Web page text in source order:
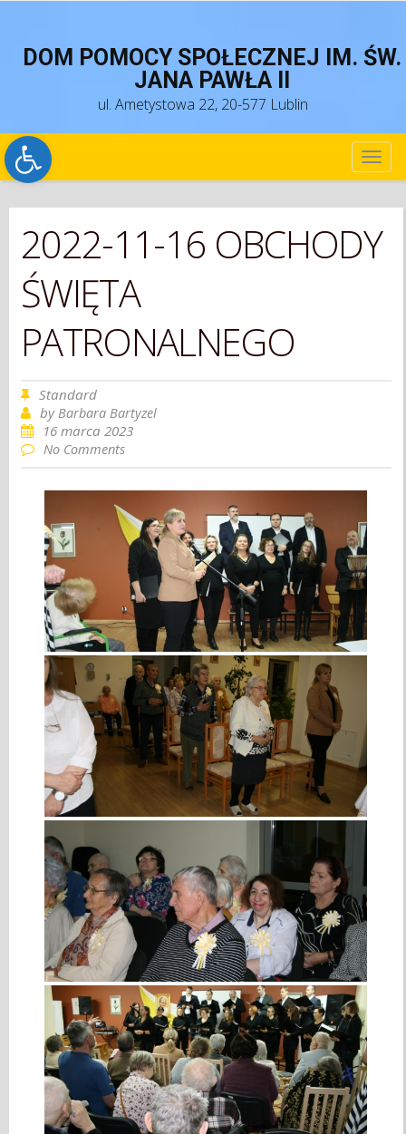
Open toolbar
DOM POMOCY SPOŁECZNEJ IM. ŚW.
JANA PAWŁA II
ul. Ametystowa 22, 20-577 Lublin
2022-11-16 OBCHODY
ŚWIĘTA
PATRONALNEGO
Standard
byBarbara Bartyzel
16 marca 2023
No Comments